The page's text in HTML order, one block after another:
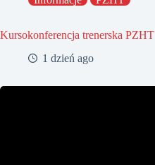
Kursokonferencja trenerska PZHT
1 dzień ago